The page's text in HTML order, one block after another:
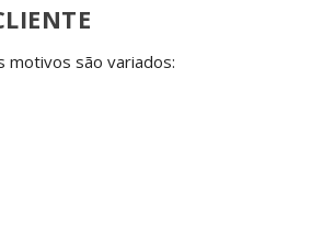
motivos são variados: